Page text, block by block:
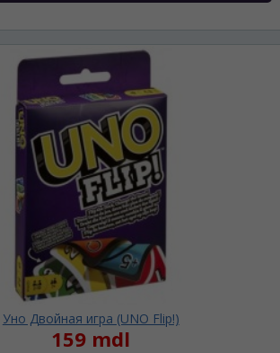
Уно Двойная игра (UNO Flip!)
159 mdl